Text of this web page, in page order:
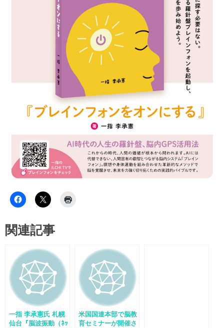
関連記事
一指 李承憲氏 札幌
仙台『脳波振動（ﾈｯ
米国国連本部で脳教
育セミナーが開催さ